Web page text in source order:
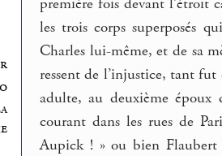
les trois corps superposés
Charles lui-même, et de sa
ressent de l’injustice, tant
adulte, au deuxième époux
courant dans les rues de
Aupick ! » ou bien Flaubert